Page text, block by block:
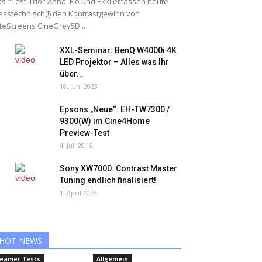
den Kontrastgewinn von
CineGrey5D...
XXL-Seminar: BenQ W4000i 4K
LED Projektor – Alles was Ihr
über...
18. Juni 2023
Epsons „Neue“: EH-TW7300 /
9300(W) im Cine4Home
Preview-Test
4. Juli 2016
Sony XW7000: Contrast Master
Tuning endlich finalisiert!
1. April 2024
HOT NEWS
Tests Allgemein